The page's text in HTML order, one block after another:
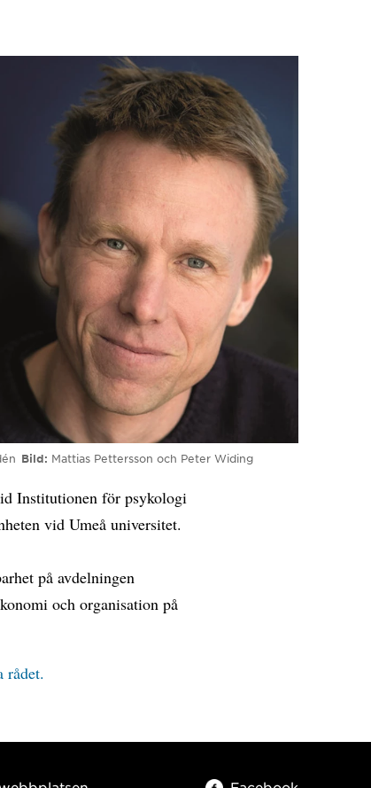
Bild Mattias Pettersson och Peter Widing
Institutionen för psykologi
vid Umeå universitet.
på avdelningen
och organisation på
rådet.